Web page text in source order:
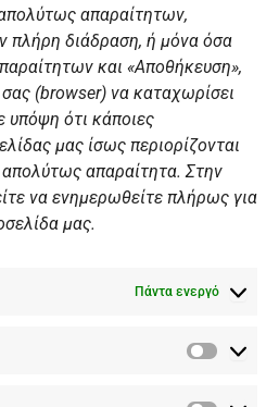
απαραίτητων,
πλήρη διάδραση, ή μόνα όσα
και «Αποθήκευση»,
(browser) να καταχωρίσει
υπόψη ότι κάποιες
μας ίσως περιορίζονται
απαραίτητα. Στην
να ενημερωθείτε πλήρως για
μας.
Πάντα ενεργό